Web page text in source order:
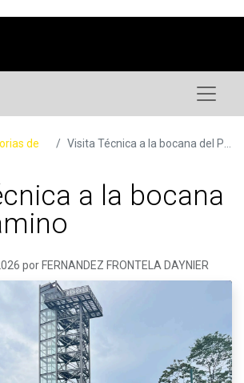
de
Visita Técnica a la bocana del Payamino
a la bocana
por FERNANDEZ FRONTELA DAYNIER